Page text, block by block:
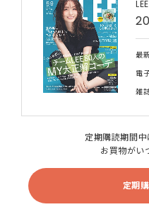
最
電
雑
定期購読期間中
お買物がい
定期